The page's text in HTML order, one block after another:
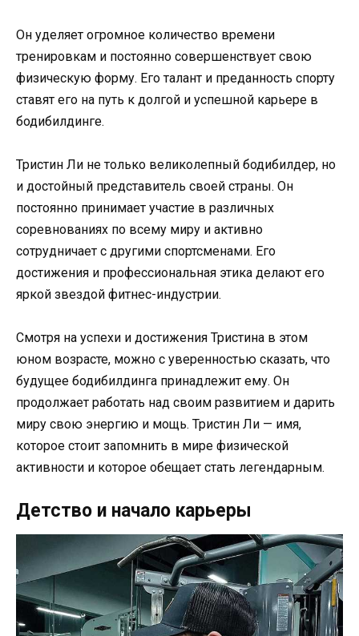
Он уделяет огромное количество времени
тренировкам и постоянно совершенствует свою
физическую форму. Его талант и преданность спорту
ставят его на путь к долгой и успешной карьере в
бодибилдинге.
Тристин Ли не только великолепный бодибилдер, но
и достойный представитель своей страны. Он
постоянно принимает участие в различных
соревнованиях по всему миру и активно
сотрудничает с другими спортсменами. Его
достижения и профессиональная этика делают его
яркой звездой фитнес-индустрии.
Смотря на успехи и достижения Тристина в этом
юном возрасте, можно с уверенностью сказать, что
будущее бодибилдинга принадлежит ему. Он
продолжает работать над своим развитием и дарить
миру свою энергию и мощь. Тристин Ли — имя,
которое стоит запомнить в мире физической
активности и которое обещает стать легендарным.
Детство и начало карьеры